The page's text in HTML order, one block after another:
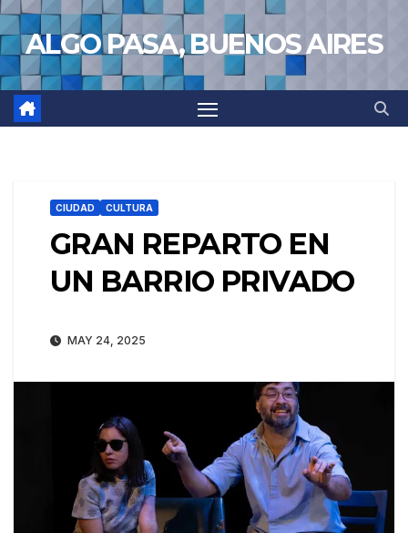
Saltar
al
contenido
ALGO PASA, BUENOS AIRES
CIUDAD CULTURA
GRAN REPARTO EN
UN BARRIO PRIVADO
MAY 24, 2025